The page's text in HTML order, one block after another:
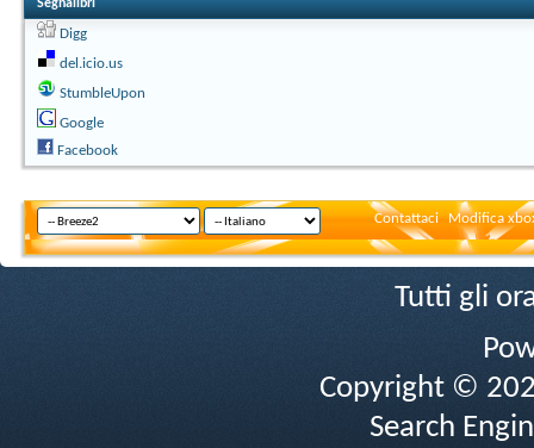
Segnalibri
Digg
del.icio.us
StumbleUpon
Google
Facebook
Contattaci Modifica
Tutti gli
Copyright ©
Search